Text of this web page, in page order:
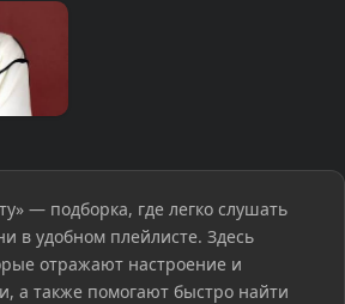
— подборка, где легко слушать
в удобном плейлисте. Здесь
отражают настроение и
а также помогают быстро найти